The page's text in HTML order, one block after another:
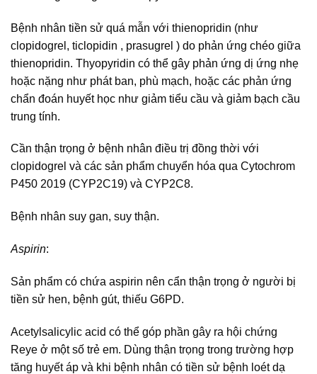
Bệnh nhân tiền sử quá mẫn với thienopridin (như
clopidogrel, ticlopidin , prasugrel ) do phản ứng chéo giữa
thienopridin. Thyopyridin có thể gây phản ứng dị ứng nhẹ
hoặc nặng như phát ban, phù mạch, hoặc các phản ứng
chẩn đoán huyết học như giảm tiểu cầu và giảm bạch cầu
trung tính.
Cần thận trọng ở bệnh nhân điều trị đồng thời với
clopidogrel và các sản phẩm chuyển hóa qua Cytochrom
P450 2019 (CYP2C19) và CYP2C8.
Bệnh nhân suy gan, suy thận.
Aspirin:
Sản phẩm có chứa aspirin nên cẩn thận trọng ở người bị
tiền sử hen, bệnh gút, thiếu G6PD.
Acetylsalicylic acid có thể góp phần gây ra hội chứng
Reye ở một số trẻ em. Dùng thận trọng trong trường hợp
tăng huyết áp và khi bệnh nhân có tiền sử bệnh loét dạ